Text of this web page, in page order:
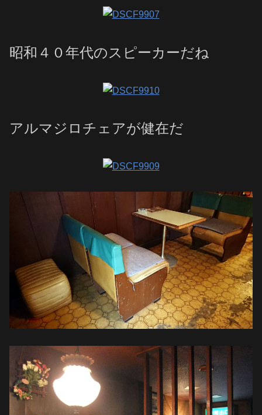
昭和４０年代のスピーカーだね
アルマジロチェアが健在だ